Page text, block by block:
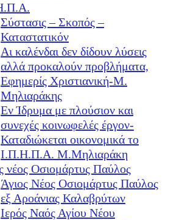
Σύστασις – Σκοπός –
Καταστατικόν
Αι καλένδαι δεν δίδουν λύσεις
αλλά προκαλούν προβλήματα,
Εφημερίς Χριστιανική-Μ.
Μηλιαράκης
Εν Ίδρυμα με πλούσιον και
συνεχές κοινωφελές έργον-
Καταδιώκεται οικονομικά το
Ι.Π.Η.Π.Α. Μ.Μηλιαράκη
νέος Οσιομάρτυς Παύλος
Άγιος Νέος Οσιομάρτυς Παύλος
εξ Αροάνιας Καλαβρύτων
Ιερός Ναός Αγίου Νέου